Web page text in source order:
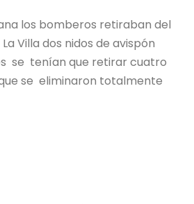
los bomberos retiraban del
Villa dos nidos de avispón
se tenían que retirar cuatro
se eliminaron totalmente